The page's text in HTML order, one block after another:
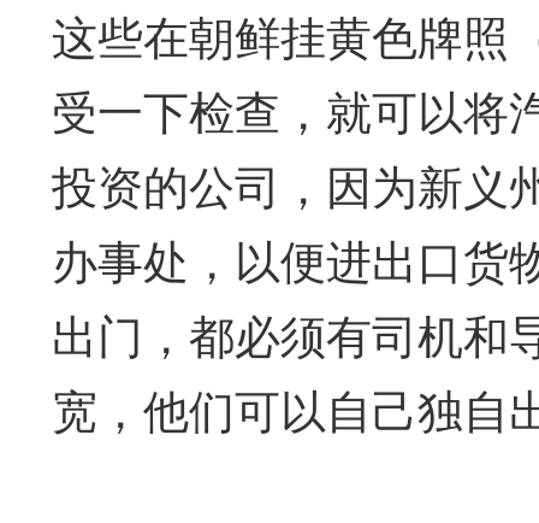
这些在朝鲜挂黄色牌照
受一下检查，就可以将
投资的公司，因为新义
办事处，以便进出口货
出门，都必须有司机和
宽，他们可以自己独自